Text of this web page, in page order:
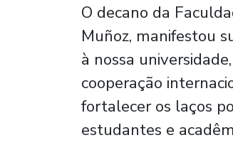
O decano da
Muñoz, manifestou
à nossa
cooperação
fortalecer os laços
estudantes e